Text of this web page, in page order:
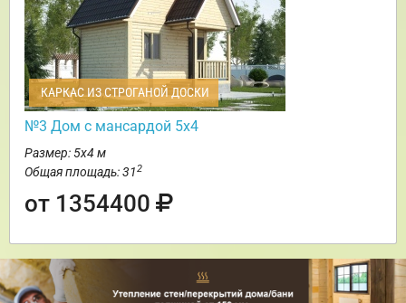
КАРКАС ИЗ СТРОГАНОЙ ДОСКИ
№3 Дом с мансардой 5х4
Размер: 5х4 м
Общая площадь: 312
от 1354400